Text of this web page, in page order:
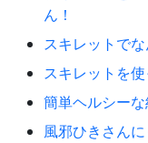
ん！
スキレットで
スキレットを
簡単ヘルシー
風邪ひきさん